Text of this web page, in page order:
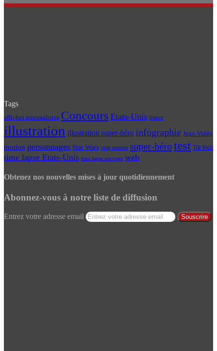
Tags
affiches minimalistes Concours Etats-Unis france
illustration illustration super-héro infographie Jeux-Vidéo
motion personnages Star Wars stop motion super-hérotest Tilt Shift
time lapse Etats-Unis time lapse norvege web
Obtenez nos nouvelles mises à jour quotidiennement
Abonnez-vous à notre liste de diffusion
Entrez votre adresse email